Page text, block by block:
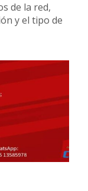
de la red,
y el tipo de